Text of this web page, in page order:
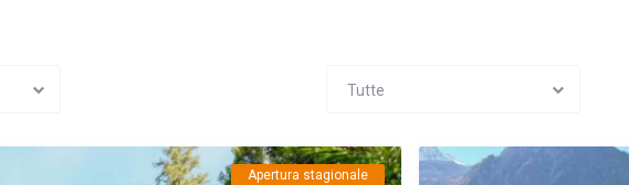
Tutte
Apertura stagionale